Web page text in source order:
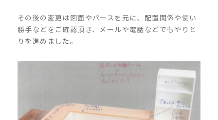
その後の変更は図面やパースを元に、配置関係や使い
勝手などをご確認頂き、メールや電話などでもやりと
りを進めました。